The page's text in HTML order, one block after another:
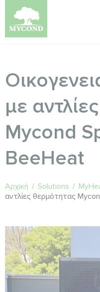
με
Mycond
BeeHeat
Αρχική / Solutions /
αντλίες θερμότητας